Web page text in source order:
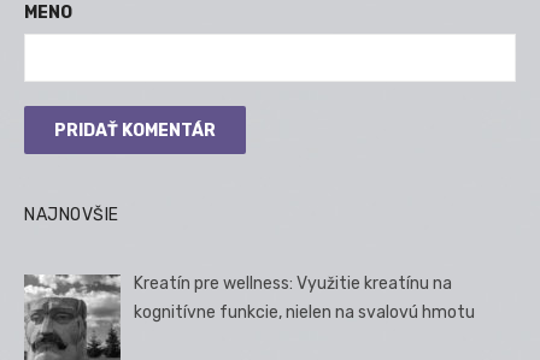
MENO
NAJNOVŠIE
Kreatín pre wellness: Využitie kreatínu na
kognitívne funkcie, nielen na svalovú hmotu